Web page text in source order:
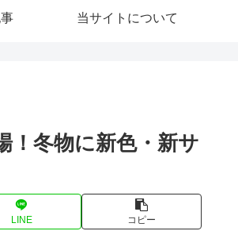
当サイトについて
！冬物に新色・新サ
LINE コピー